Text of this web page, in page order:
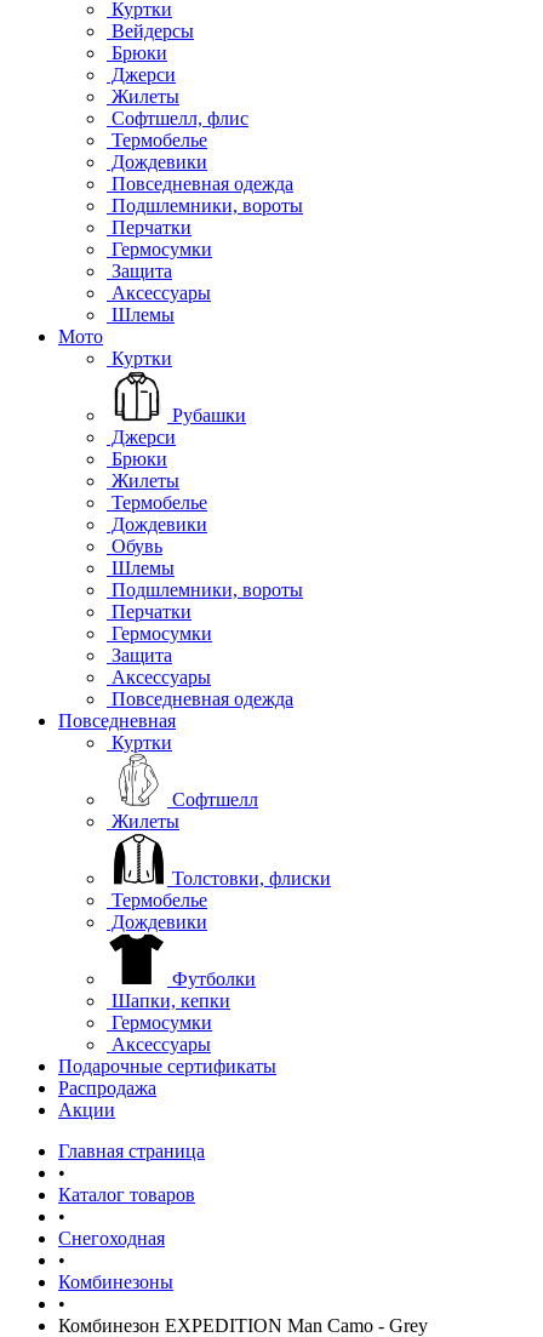
Куртки
Вейдерсы
Брюки
Джерси
Жилеты
Софтшелл, флис
Термобелье
Дождевики
Повседневная одежда
Подшлемники, вороты
Перчатки
Гермосумки
Защита
Аксессуары
Шлемы
Мото
Куртки
Рубашки
Джерси
Брюки
Жилеты
Термобелье
Дождевики
Обувь
Шлемы
Подшлемники, вороты
Перчатки
Гермосумки
Защита
Аксессуары
Повседневная одежда
Повседневная
Куртки
Софтшелл
Жилеты
Толстовки, флиски
Термобелье
Дождевики
Футболки
Шапки, кепки
Гермосумки
Аксессуары
Подарочные сертификаты
Распродажа
Акции
Главная страница
•
Каталог товаров
•
Снегоходная
•
Комбинезоны
•
Комбинезон EXPEDITION Man Camo - Grey